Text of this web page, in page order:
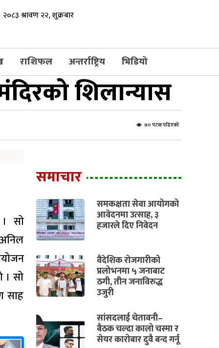
२०८३ श्रावण २२, शुक्रबार
राशिफल अन्तर्राष्ट्रिय भिडियो
शिलान्यास
७० पटक पढिएको
सो
। सो
साह
समाचार
समकक्षता सेवा आयोगको
आवेदनमा उत्साह, ३
हजारले दिए निवेदन
वैदेशिक रोजगारीको
प्रलोभनमा ५ जनाबाट
ठगी, तीन जनाविरुद्ध
उजुरी
सांसदलाई चेतावनी–
बैठक चल्दा कालो चस्मा र
सेयर कारोबार दुवै बन्द गर्नू